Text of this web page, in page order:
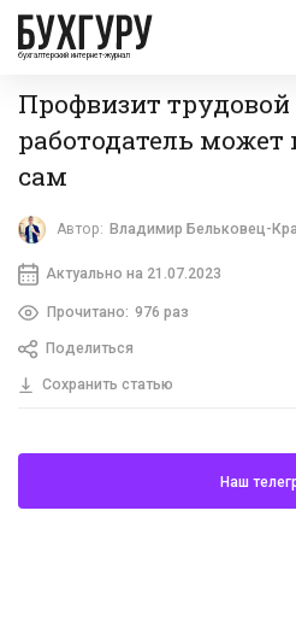
бухгалтерский интернет-журнал
Профвизит
работодатель
сам
Автор: Владимир Бельковец-
Актуально на 21.07.2023
Прочитано: 976 раз
Поделиться
Сохранить статью
Наш